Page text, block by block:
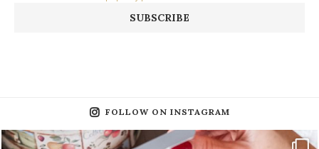
FOLLOW ON INSTAGRAM